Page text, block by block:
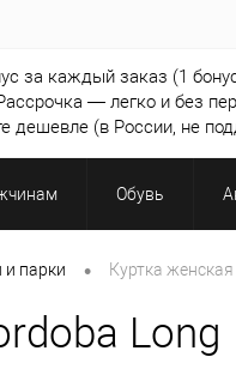
за каждый заказ (1
— легко и без
дешевле (в России, не
Обувь
и парки • Куртка
Long